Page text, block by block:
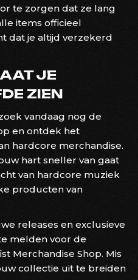
te zorgen dat ze lang
items officieel
dat je altijd verzekerd
JE
ZIEN
vandaag nog de
en ontdek het
hardcore merchandise.
hart sneller van gaat
van hardcore muziek
producten van
releases en exclusieve
melden voor de
Merchandise Shop. Mis
collectie uit te breiden